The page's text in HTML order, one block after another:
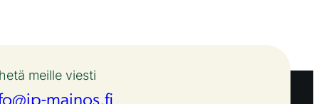
meille viesti